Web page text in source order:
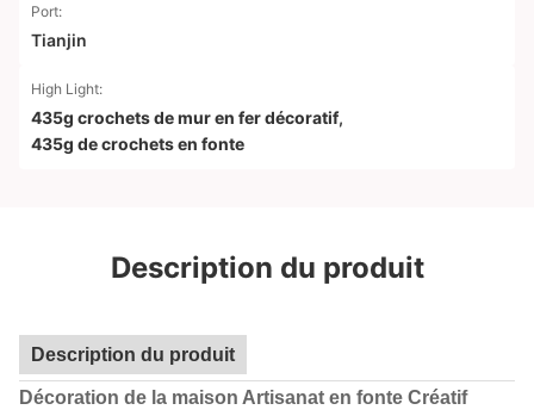
Port:
Tianjin
High Light:
435g crochets de mur en fer décoratif,
435g de crochets en fonte
Description du produit
Description du produit
Décoration de la maison Artisanat en fonte Créatif